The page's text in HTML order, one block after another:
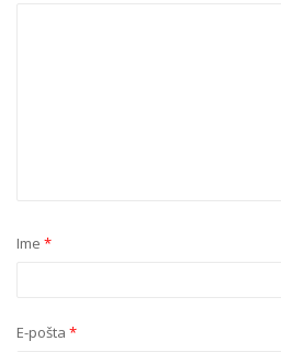
Ime *
E-pošta *